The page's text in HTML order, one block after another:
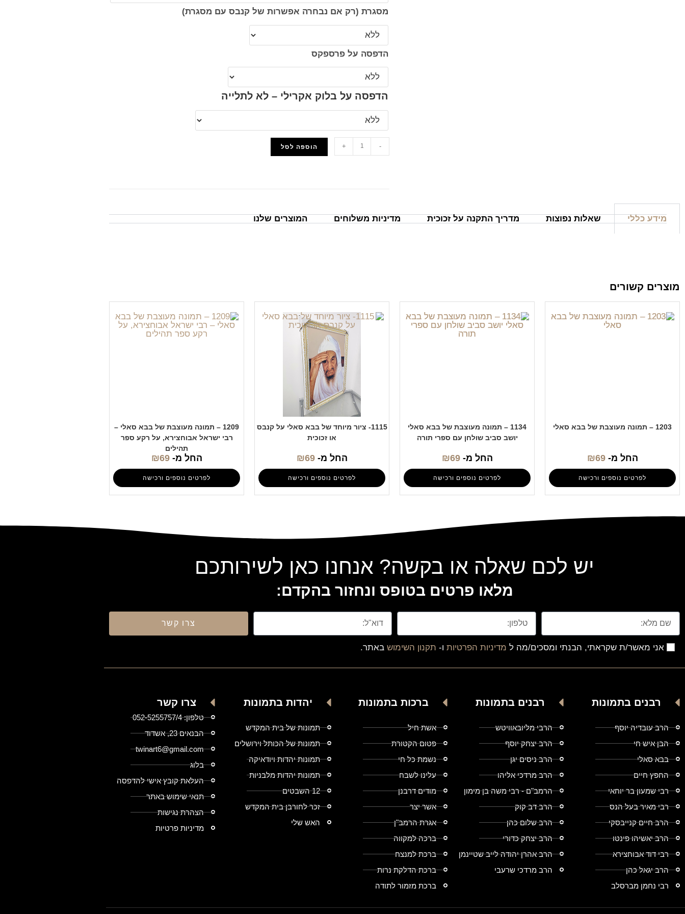
מסגרת (רק אם נבחרה אפשרות של קנבס עם מסגרת)
הדפסה על פרספקס
הדפסה על בלוק אקרילי – לא לתלייה
-
+ הוספה לסל
מידע כללי שאלות נפוצות מדריך התקנה על זכוכית מדיניות משלוחים המוצרים שלנו
מוצרים קשורים
1203 – תמונה מעוצבת של בבא סאלי
החל מ- ₪69
לפרטים נוספים ורכישה
1134 – תמונה מעוצבת של בבא סאלי
יושב סביב שולחן עם ספרי תורה
החל מ- ₪69
לפרטים נוספים ורכישה
1115- ציור מיוחד של בבא סאלי על קנבס
או זכוכית
החל מ- ₪69
לפרטים נוספים ורכישה
1209 – תמונה מעוצבת של בבא סאלי –
רבי ישראל אבוחצירא, על רקע ספר
תהילים
החל מ- ₪69
לפרטים נוספים ורכישה
יש לכם שאלה או בקשה? אנחנו כאן לשירותכם
מלאו פרטים בטופס ונחזור בהקדם:
אני מאשר/ת שקראתי, הבנתי ומסכים/מה ל מדיניות הפרטיות ו- תקנון השימוש באתר.
צרו קשר
רבנים בתמונות
הרב עובדיה יוסף
הבן איש חי
בבא סאלי
החפץ חיים
רבי שמעון בר יוחאי
רבי מאיר בעל הנס
הרב חיים קנייבסקי
הרב יאשיהו פינטו
רבי דוד אבוחצירא
הרב יגאל כהן
רבי נחמן מברסלב
רבנים בתמונות
הרבי מליובאוויטש
הרב יצחק יוסף
הרב ניסים יגן
הרב מרדכי אליהו
הרמב"ם - רבי משה בן מימון
הרב דב קוק
הרב שלום כהן
הרב יצחק כדורי
הרב אהרן יהודה לייב שטיינמן
הרב מרדכי שרעבי
ברכות בתמונות
אשת חיל
פטום הקטורת
נשמת כל חי
עלינו לשבח
מודים דרבנן
אשר יצר
אגרת הרמב"ן
ברכה למקווה
ברכת למנצח
ברכת הדלקת נרות
ברכת מזמור לתודה
יהדות בתמונות
תמונות של בית המקדש
תמונות של הכותל וירושלים
תמונות יהדות ויודאיקה
תמונות יהדות מלבניות
12 השבטים
זכר לחורבן בית המקדש
האש שלי
צרו קשר
טלפון: 052-5255757/4
הבנאים 23, אשדוד
twinart6@gmail.com
בלוג
העלאת קובץ אישי להדפסה
תנאי שימוש באתר
הצהרת נגישות
מדיניות פרטיות